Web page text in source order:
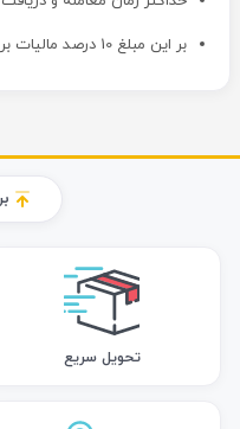
بر این مبلغ 10 درصد مالیات بر ارزش افزوده، اضافه میشود
تحویل سریع